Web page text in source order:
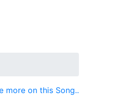
more on this Song..